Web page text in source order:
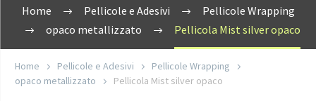
Home Pellicole e Adesivi
Pellicole Wrapping
opaco metallizzato
Pellicola Mist silver opaco
Home Pellicole e Adesivi
Pellicole Wrapping
opaco metallizzato
Pellicola Mist silver opaco